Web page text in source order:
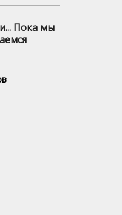
Пока мы